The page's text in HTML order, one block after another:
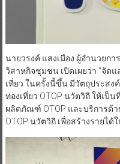
นายวรงค์ แสงเมือง ผู้อำนวยก
วิสาหกิจชุมชน เปิดเผยว่า “จั
เที่ยว ในครั้งนี้ขึ้น มีวัตถุประส
ท่องเที่ยว OTOP นวัตวิถี ให้เป็
ผลิตภัณฑ์ OTOP และบริการด้
OTOP นวัตวิถี เพื่อสร้างรายได้